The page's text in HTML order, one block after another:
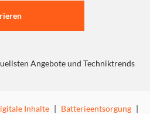
Angebote und Techniktrends
Inhalte | Batterieentsorgung |